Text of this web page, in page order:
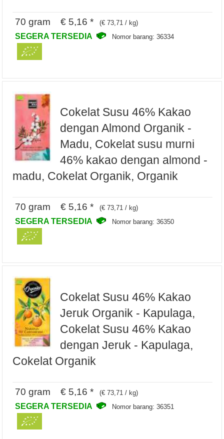
70 gram € 5,16 * (€ 73,71 / kg)
SEGERA TERSEDIA Nomor barang: 36334
Cokelat Susu 46% Kakao
dengan Almond Organik -
Madu, Cokelat susu murni
46% kakao dengan almond -
madu, Cokelat Organik, Organik
70 gram € 5,16 * (€ 73,71 / kg)
SEGERA TERSEDIA Nomor barang: 36350
Cokelat Susu 46% Kakao
Jeruk Organik - Kapulaga,
Cokelat Susu 46% Kakao
dengan Jeruk - Kapulaga,
Cokelat Organik
70 gram € 5,16 * (€ 73,71 / kg)
SEGERA TERSEDIA Nomor barang: 36351